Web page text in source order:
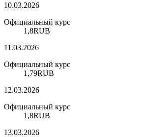
10.03.2026
Официальный курс
1,8RUB
11.03.2026
Официальный курс
1,79RUB
12.03.2026
Официальный курс
1,8RUB
13.03.2026